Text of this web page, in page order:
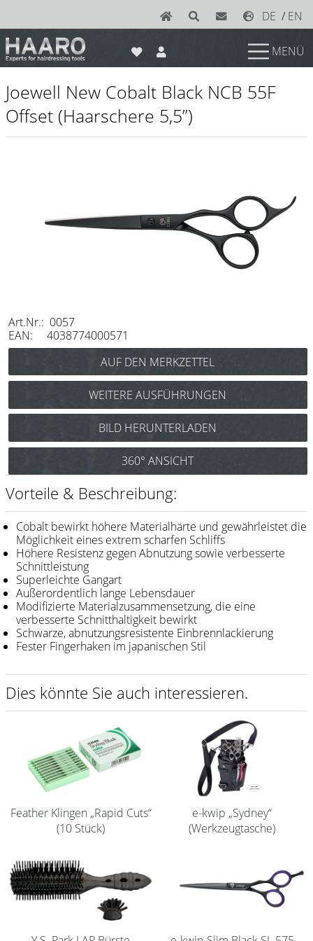
DE / EN
MENÜ
Scheren
Joewell
Messer / Klingen
Feather
e-kwip
Kämme
Bürsten
Y.S. Park
Werkzeugtaschen
e-kwip
Joewell
Shampoo
Aromase Salon-Pro
Service
Schleifservice
Aktuelle Informationen
Produktwissen Scheren
Flyer
Kataloge
Joewell New Cobalt Black NCB 55F
Offset (Haarschere 5,5”)
Art.Nr.: 0057
EAN: 4038774000571
WEITERE AUSFÜHRUNGEN
Joewell New Cobalt Black NCB 60F Offset
(Haarschere 6,0”) Art.Nr.: 0059
BILD HERUNTERLADEN
360° ANSICHT
Vorteile & Beschreibung:
Cobalt bewirkt höhere Materialhärte und gewährleistet die
Möglichkeit eines extrem scharfen Schliffs
Höhere Resistenz gegen Abnutzung sowie verbesserte
Schnittleistung
Superleichte Gangart
Außerordentlich lange Lebensdauer
Modifizierte Materialzusammensetzung, die eine
verbesserte Schnitthaltigkeit bewirkt
Schwarze, abnutzungsresistente Einbrennlackierung
Fester Fingerhaken im japanischen Stil
Dies könnte Sie auch interessieren.
Feather Klingen „Rapid Cuts“
(10 Stück)
e-kwip „Sydney“
(Werkzeugtasche)